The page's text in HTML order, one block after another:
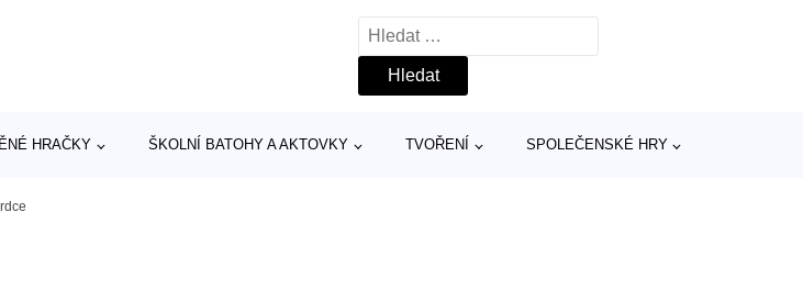
Vyhledávání
HRAČKY ŠKOLNÍ BATOHY A AKTOVKY TVOŘENÍ SPOLEČENSKÉ HRY